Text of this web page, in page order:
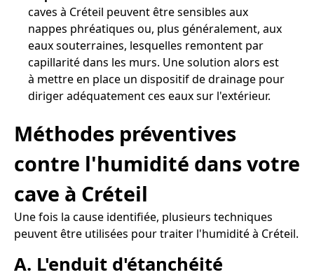
caves à Créteil peuvent être sensibles aux
nappes phréatiques ou, plus généralement, aux
eaux souterraines, lesquelles remontent par
capillarité dans les murs. Une solution alors est
à mettre en place un dispositif de drainage pour
diriger adéquatement ces eaux sur l'extérieur.
Méthodes préventives
contre l'humidité dans votre
cave à Créteil
Une fois la cause identifiée, plusieurs techniques
peuvent être utilisées pour traiter l'humidité à Créteil.
A. L'enduit d'étanchéité